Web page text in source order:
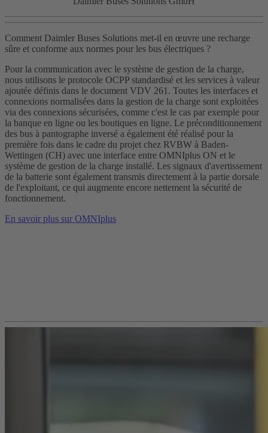
Comment Daimler Buses Solutions met-il en œuvre une recharge
sûre et conforme aux normes pour les bus électriques ?
Pour la communication avec le système de gestion de la charge,
nous utilisons le protocole OCPP standardisé et les services à valeur
ajoutée définis dans le document VDV 261. Toutes les interfaces et
connexions normalisées dans la gestion de la charge sont exploitées
via des connexions sécurisées, comme c'est le cas par exemple pour
la banque en ligne ou les boutiques en ligne. Le préconditionnement
des bus à pantographe inversé a également été réalisé pour la
première fois dans le cadre du projet chez RVBW à Baden-
Wettingen (CH) avec une interface entre OMNIplus ON et le
système de gestion de la charge installé. Les signaux d'avertissement
de la batterie sont également transmis directement à la partie dorsale
de l'exploitant, ce qui augmente encore nettement la sécurité de
fonctionnement.
En savoir plus sur OMNIplus